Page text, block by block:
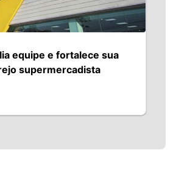
equipe e fortalece sua
supermercadista